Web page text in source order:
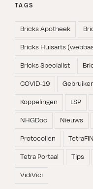
TAGS
Bricks Apotheek
Bricks Huisarts
Bricks Specialist
COVID-19
Koppelingen
LSP
NHGDoc
Nieuws
Protocollen
TetraFIN
Tetra Portaal
Tips
VidiVici